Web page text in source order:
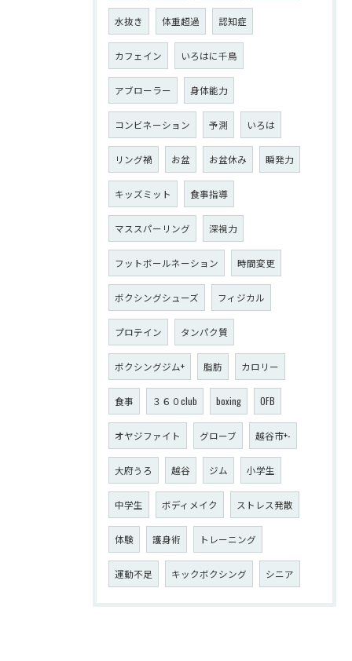
水抜き 体重超過 認知症
カフェイン いろはに千鳥
アブローラー 身体能力
コンビネーション 予測 いろは
リング禍 お盆 お盆休み 瞬発力
キッズミット 食事指導
マススパーリング 深視力
フットボールネーション 時間変更
ボクシングシューズ フィジカル
プロテイン タンパク質
ボクシングジム+ 脂肪 カロリー
食事 ３６０club boxing OFB
オヤジファイト グローブ 越谷市+-
大府うろ 越谷 ジム 小学生
中学生 ボディメイク ストレス発散
体験 護身術 トレーニング
運動不足 キックボクシング シニア